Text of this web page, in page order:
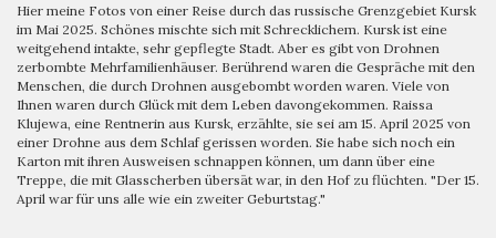
Hier meine Fotos von einer Reise durch das russische Grenzgebiet Kursk
im Mai 2025. Schönes mischte sich mit Schrecklichem. Kursk ist eine
weitgehend intakte, sehr gepflegte Stadt. Aber es gibt von Drohnen
zerbombte Mehrfamilienhäuser. Berührend waren die Gespräche mit den
Menschen, die durch Drohnen ausgebombt worden waren. Viele von
Ihnen waren durch Glück mit dem Leben davongekommen. Raissa
Klujewa, eine Rentnerin aus Kursk, erzählte, sie sei am 15. April 2025 von
einer Drohne aus dem Schlaf gerissen worden. Sie habe sich noch ein
Karton mit ihren Ausweisen schnappen können, um dann über eine
Treppe, die mit Glasscherben übersät war, in den Hof zu flüchten. "Der 15.
April war für uns alle wie ein zweiter Geburtstag."